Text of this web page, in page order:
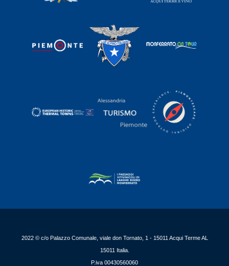
2022 © c/o Palazzo Comunale, viale don Tornato, 1 - 15011 Acqui Terme AL
15011 Italia.
P.iva 00430560060